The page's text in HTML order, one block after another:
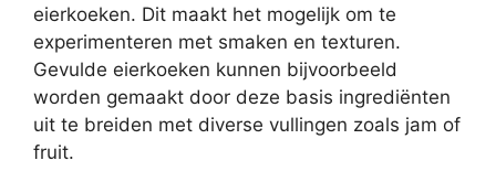
eierkoeken. Dit maakt het mogelijk om te
experimenteren met smaken en texturen.
Gevulde eierkoeken kunnen bijvoorbeeld
worden gemaakt door deze basis ingrediënten
uit te breiden met diverse vullingen zoals jam of
fruit.